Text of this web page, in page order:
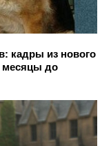
кадры из нового
месяцы до